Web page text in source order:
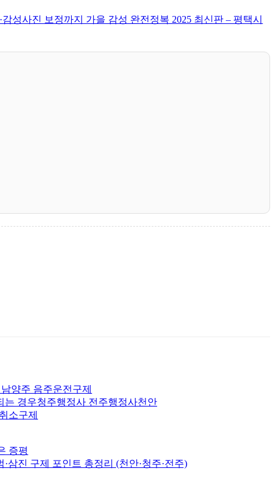
성사진 보정까지 가을 감성 완전정복 2025 최신판 – 평택시
양주 음주운전구제
는 경우청주행정사 전주행정사천안
소구제
증평
삼진 구제 포인트 총정리 (천안·청주·전주)